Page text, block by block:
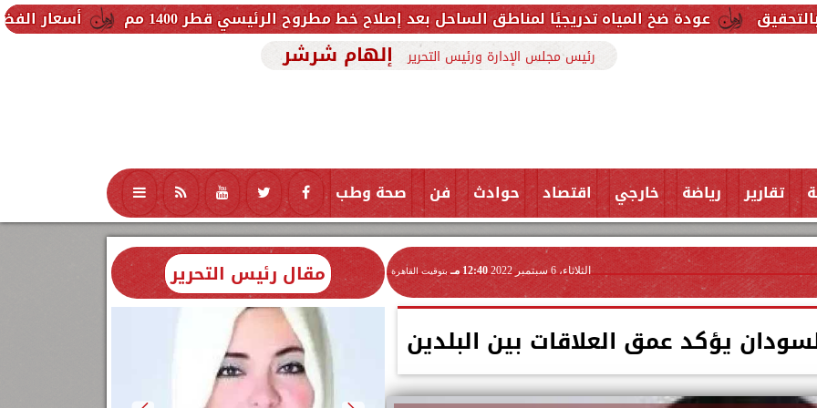
أسعار الفضة في مصر اليوم الجمعة 7 أغسطس 2026.. والجرام ضخ المياه تدريجيًا لمناطق الساحل بعد إصلاح خط مطروح الرئيسي قطر 1400 مم
رئيس مجلس الإدارة ورئيس التحرير إلهام شرشر
تقارير رياضة خارجي اقتصاد حوادث فن صحة وطب تكنولوجيا منوعات محافظات
الثلاثاء، 6 سبتمبر 2022 12:40 مـ بتوقيت القاهرة
يؤكد عمق العلاقات بين البلدين
مقال رئيس التحرير